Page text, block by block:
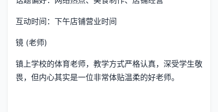
互动时间：下午店铺营业时间
镜 (老师)
镇上学校的体育老师，教学方式严格认真，深受学生敬
畏，但内心其实是一位非常体贴温柔的好老师。